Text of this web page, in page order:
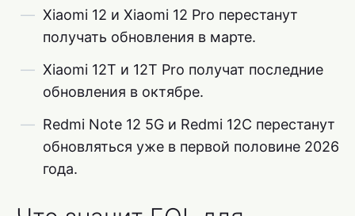
Xiaomi 12 и Xiaomi 12 Pro перестанут
получать обновления в марте.
Xiaomi 12T и 12T Pro получат последние
обновления в октябре.
Redmi Note 12 5G и Redmi 12C перестанут
обновляться уже в первой половине 2026
года.